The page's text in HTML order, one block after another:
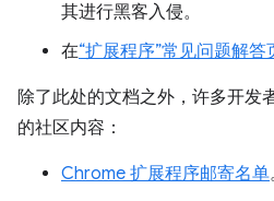
其进行黑客入侵。
在“扩展程序”常见问题解答
除了此处的文档之外，许多开发
的社区内容：
Chrome 扩展程序邮寄名单